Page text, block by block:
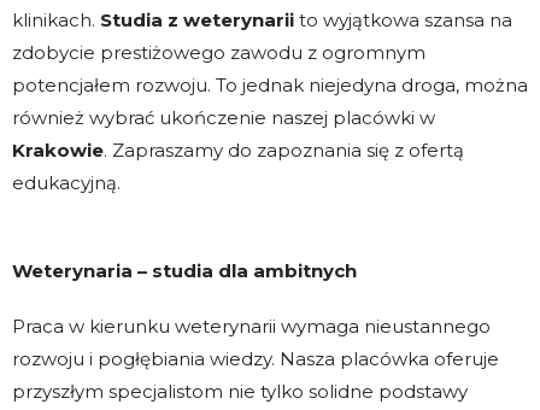
klinikach. Studia z weterynarii to wyjątkowa szansa na
zdobycie prestiżowego zawodu z ogromnym
potencjałem rozwoju. To jednak niejedyna droga, można
również wybrać ukończenie naszej placówki w
Krakowie. Zapraszamy do zapoznania się z ofertą
edukacyjną.
Weterynaria – studia dla ambitnych
Praca w kierunku weterynarii wymaga nieustannego
rozwoju i pogłębiania wiedzy. Nasza placówka oferuje
przyszłym specjalistom nie tylko solidne podstawy